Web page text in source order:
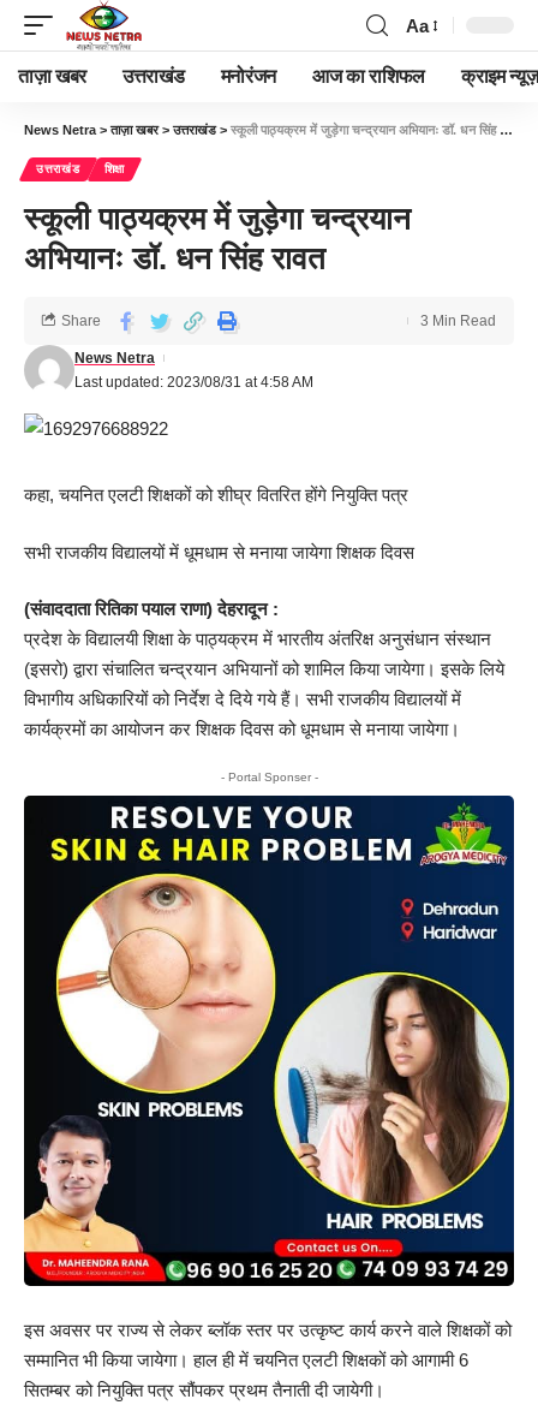
Aa
ताज़ा खबर उत्तराखंड मनोरंजन आज का राशिफल क्राइम न्यूज़
News Netra >ताज़ा खबर>उत्तराखंड> स्कूली पाठ्यक्रम में जुड़ेगा चन्द्रयान अभियानः डॉ. धन सिंह रावत
उत्तराखंड शिक्षा
स्कूली पाठ्यक्रम में जुड़ेगा चन्द्रयान
अभियानः डॉ. धन सिंह रावत
Last updated: 2023/08/31 at 4:58 AM
News Netra
Share 3 Min Read
कहा, चयनित एलटी शिक्षकों को शीघ्र वितरित होंगे नियुक्ति पत्र
सभी राजकीय विद्यालयों में धूमधाम से मनाया जायेगा शिक्षक दिवस
(संवाददाता रितिका पयाल राणा)देहरादून :
प्रदेश के विद्यालयी शिक्षा के पाठ्यक्रम में भारतीय अंतरिक्ष अनुसंधान संस्थान
(इसरो) द्वारा संचालित चन्द्रयान अभियानों को शामिल किया जायेगा। इसके लिये
विभागीय अधिकारियों को निर्देश दे दिये गये हैं। सभी राजकीय विद्यालयों में
कार्यक्रमों का आयोजन कर शिक्षक दिवस को धूमधाम से मनाया जायेगा।
- Portal Sponser -
इस अवसर पर राज्य से लेकर ब्लॉक स्तर पर उत्कृष्ट कार्य करने वाले शिक्षकों को
सम्मानित भी किया जायेगा। हाल ही में चयनित एलटी शिक्षकों को आगामी 6
सितम्बर को नियुक्ति पत्र सौंपकर प्रथम तैनाती दी जायेगी।